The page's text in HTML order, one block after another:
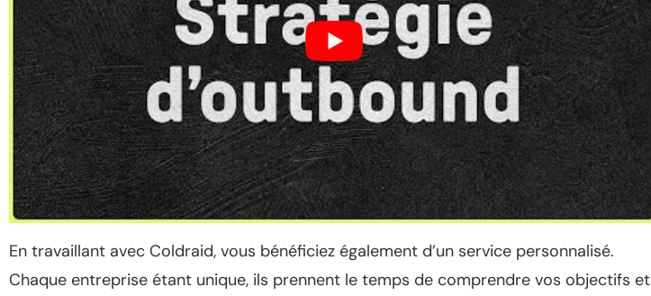
En travaillant avec Coldraid, vous bénéficiez également d’un service personnalisé.
Chaque entreprise étant unique, ils prennent le temps de comprendre vos objectifs et